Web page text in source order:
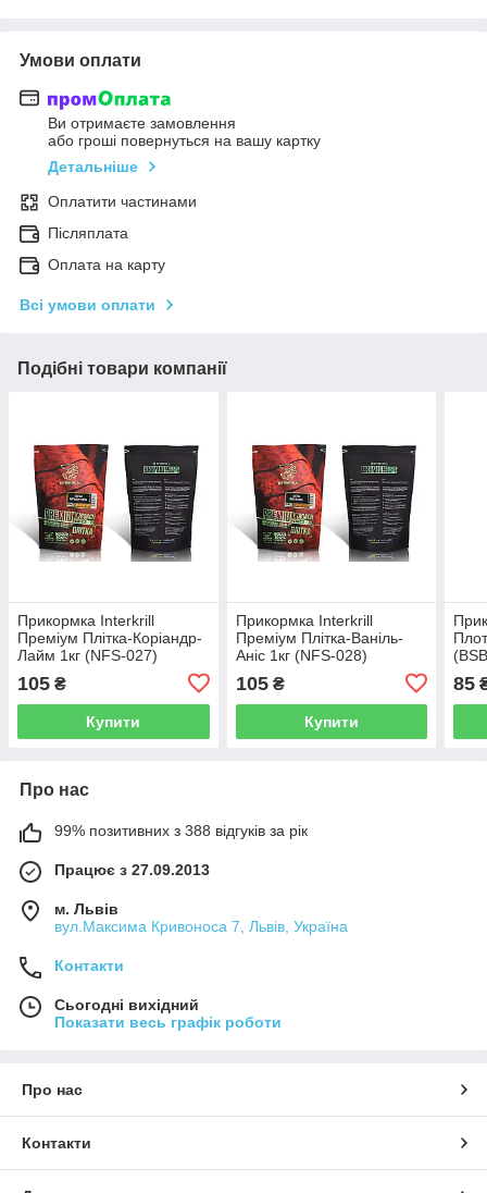
Умови оплати
Ви отримаєте замовлення
або гроші повернуться на вашу картку
Детальніше
Оплатити частинами
Післяплата
Оплата на карту
Всі умови оплати
Подібні товари компанії
Прикормка Interkrill
Преміум Плітка-Коріандр-
Лайм 1кг (NFS-027)
105 ₴
Купити
Прикормка Interkrill
Преміум Плітка-Ваніль-
Аніс 1кг (NFS-028)
105₴
Купити
85
Про нас
99% позитивних з 388 відгуків за рік
Працює з 27.09.2013
м. Львів
вул.Максима Кривоноса 7, Львів, Україна
Контакти
Сьогодні вихідний
Показати весь графік роботи
Про нас
Контакти